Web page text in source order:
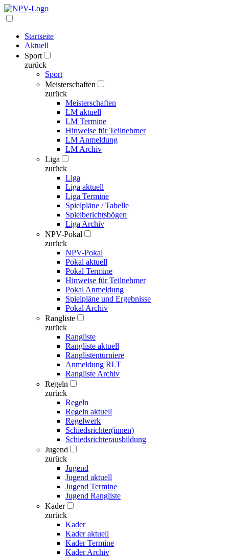
Startseite
Aktuell
Sport
zurück
Sport
Meisterschaften
zurück
Meisterschaften
LM aktuell
LM Termine
Hinweise für Teilnehmer
LM Anmeldung
LM Archiv
Liga
zurück
Liga
Liga aktuell
Liga Termine
Spielpläne / Tabelle
Spielberichtsbögen
Liga Archiv
NPV-Pokal
zurück
NPV-Pokal
Pokal aktuell
Pokal Termine
Hinweise für Teilnehmer
Pokal Anmeldung
Spielpläne und Ergebnisse
Pokal Archiv
Rangliste
zurück
Rangliste
Rangliste aktuell
Ranglistenturniere
Anmeldung RLT
Rangliste Archiv
Regeln
zurück
Regeln
Regeln aktuell
Regelwerk
Schiedsrichter(innen)
Schiedsrichterausbildung
Jugend
zurück
Jugend
Jugend aktuell
Jugend Termine
Jugend Rangliste
Kader
zurück
Kader
Kader aktuell
Kader Termine
Kader Archiv